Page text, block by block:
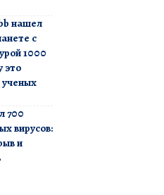
нашел
с
1000
это
700
вирусов:
и